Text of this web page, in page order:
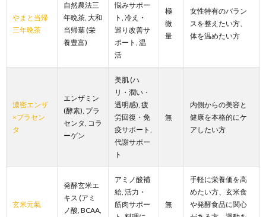
やまと当帰
三年晩茶
自然農法三
年晩茶, 大和
当帰葉 (栄
養豊富)
悩みサポー
ト, 冷え・
巡り改善サ
ポート, 温
活
極
微
量
女性特有のバラン
スを整えたい方、
体を温めたい方
濃密エンザ
×プラセン
タ
エンザミン
(酵素), プラ
センタ, コラ
ーゲン
美肌 (ハ
リ・潤い・
透明感), 疲
労回復・免
疫サポート,
代謝サポー
ト
無
内側からの美容と
健康を本格的にケ
アしたい方
玄米元氣
発酵玄米エ
キス (アミ
ノ酸, BCAA,
アミノ酸補
給, 活力・
筋肉サポー
無
手軽に栄養価を高
めたい方、玄米食
や発酵食品に関心